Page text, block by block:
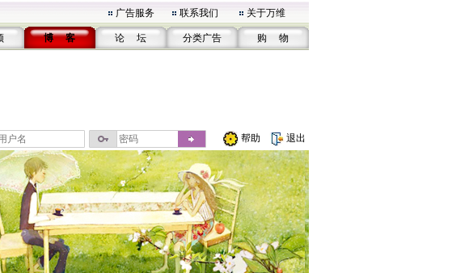
广告服务 联系我们 关于万维
博 客 论 坛 分类广告 购 物
帮助 退出